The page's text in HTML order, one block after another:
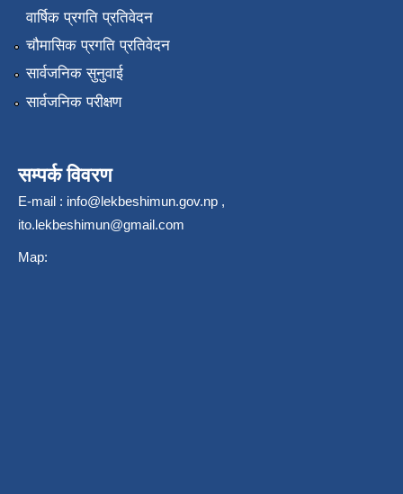
वार्षिक प्रगति प्रतिवेदन
चौमासिक प्रगति प्रतिवेदन
सार्वजनिक सुनुवाई
सार्वजनिक परीक्षण
सम्पर्क विवरण
E-mail : info@lekbeshimun.gov.np ,
ito.lekbeshimun@gmail.com
Map: